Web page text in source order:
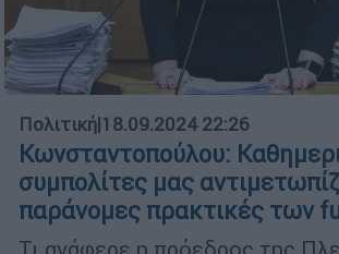
Πολιτική|18.09.2024 22:26
Κωνσταντοπούλου:
συμπολίτες μας
παράνομες πρακτικές των